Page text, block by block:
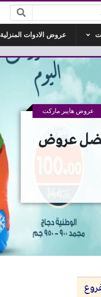
عروض الادوات المنزلية
اليوم الاحد 12 اكتوبر 2025 افضل عروض
عروض هايبر ماركت